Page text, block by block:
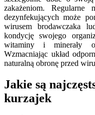
zakażeniom.
dezynfekujących może
wirusem brodawczaka
kondycję swojego
witaminy i minerały
Wzmacniając układ
naturalną obronę przed
Jakie są
kurzajek